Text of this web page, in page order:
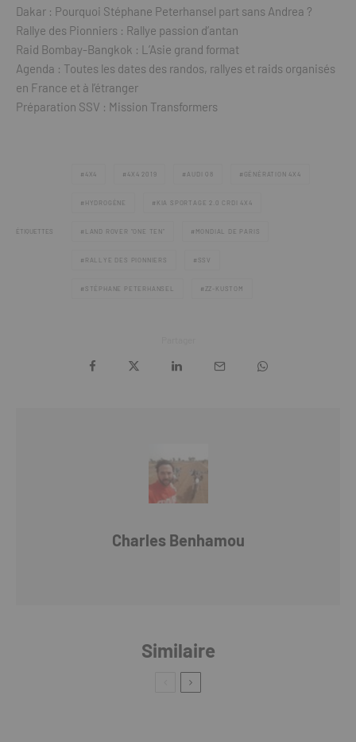
Dakar : Pourquoi Stéphane Peterhansel part sans Andrea ?
Rallye des Pionniers : Rallye passion d’antan
Raid Bombay-Bangkok : L’Asie grand format
Agenda : Toutes les dates des randos, rallyes et raids organisés
en France et à l’étranger
Préparation SSV : Mission Transformers
ÉTIQUETTES
4X4 4X4 2019 AUDI Q8 GÉNÉRATION 4X4
HYDROGÈNE KIA SPORTAGE 2.0 CRDI 4X4
LAND ROVER “ONE TEN” MONDIAL DE PARIS
RALLYE DES PIONNIERS SSV
STÉPHANE PETERHANSEL ZZ-KUSTOM
Charles Benhamou
Similaire